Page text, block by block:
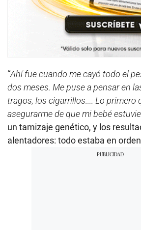
“Ahí fue cuando me cayó todo el
dos meses. Me puse a pensar en
tragos, los cigarrillos.... Lo primero
asegurarme de que mi bebé
un tamizaje genético, y los
alentadores: todo estaba en